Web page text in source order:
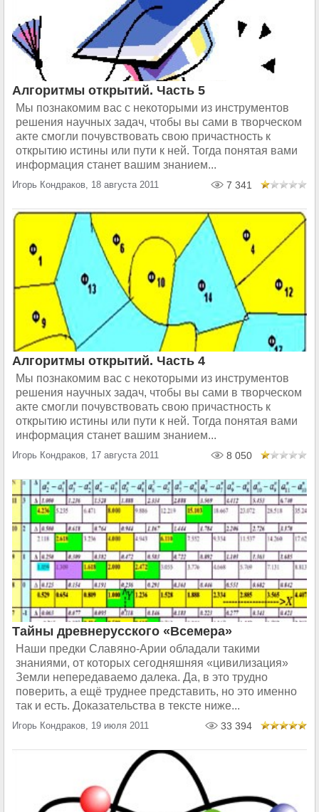
Алгоритмы открытий. Часть 5
Мы познакомим вас с некоторыми из инструментов
решения научных задач, чтобы вы сами в творческом
акте смогли почувствовать свою причастность к
открытию истины или пути к ней. Тогда понятая вами
информация станет вашим знанием...
Игорь Кондраков, 18 августа 2011 7 341
Алгоритмы открытий. Часть 4
Мы познакомим вас с некоторыми из инструментов
решения научных задач, чтобы вы сами в творческом
акте смогли почувствовать свою причастность к
открытию истины или пути к ней. Тогда понятая вами
информация станет вашим знанием...
Игорь Кондраков, 17 августа 2011 8 050
Тайны древнерусского «Всемера»
Наши предки Славяно-Арии обладали такими
знаниями, от которых сегодняшняя «цивилизация»
Земли непередаваемо далека. Да, в это трудно
поверить, а ещё труднее представить, но это именно
так и есть. Доказательства в тексте ниже...
Игорь Кондраков, 19 июля 2011 33 394